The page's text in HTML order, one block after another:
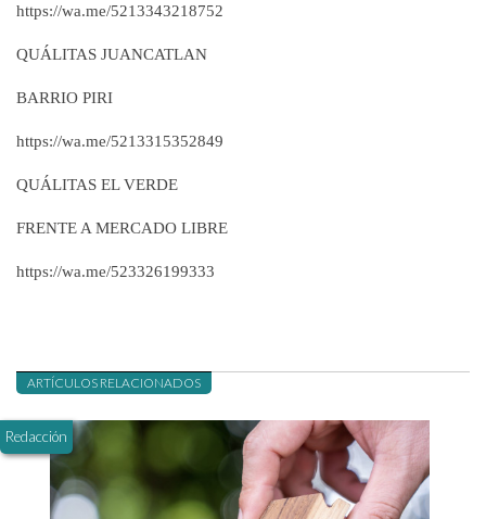
https://wa.me/5213343218752
QUÁLITAS JUANCATLAN
BARRIO PIRI
https://wa.me/5213315352849
QUÁLITAS EL VERDE
FRENTE A MERCADO LIBRE
https://wa.me/523326199333
ARTÍCULOS RELACIONADOS
Redacción